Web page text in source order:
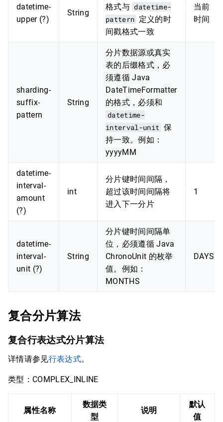
datetime-
upper (?)
String
格式与 datetime-
pattern 定义的时
间戳格式一致
当前
时间
sharding-
suffix-
pattern
String
分片数据源或真实
表的后缀格式，必
须遵循 Java
DateTimeFormatter
的格式，必须和
datetime-
interval-unit 保
持一致。例如：
yyyyMM
datetime-
interval-
amount
(?)
int
分片键时间间隔，
超过该时间间隔将
进入下一分片
1
datetime-
interval-
unit (?)
String
分片键时间间隔单
位，必须遵循 Java
ChronoUnit 的枚举
值。例如：
MONTHS
DAYS
复合分片算法
复合行表达式分片算法
详情请参见行表达式。
类型：COMPLEX_INLINE
属性名称
数据类
型
说明
默认
值